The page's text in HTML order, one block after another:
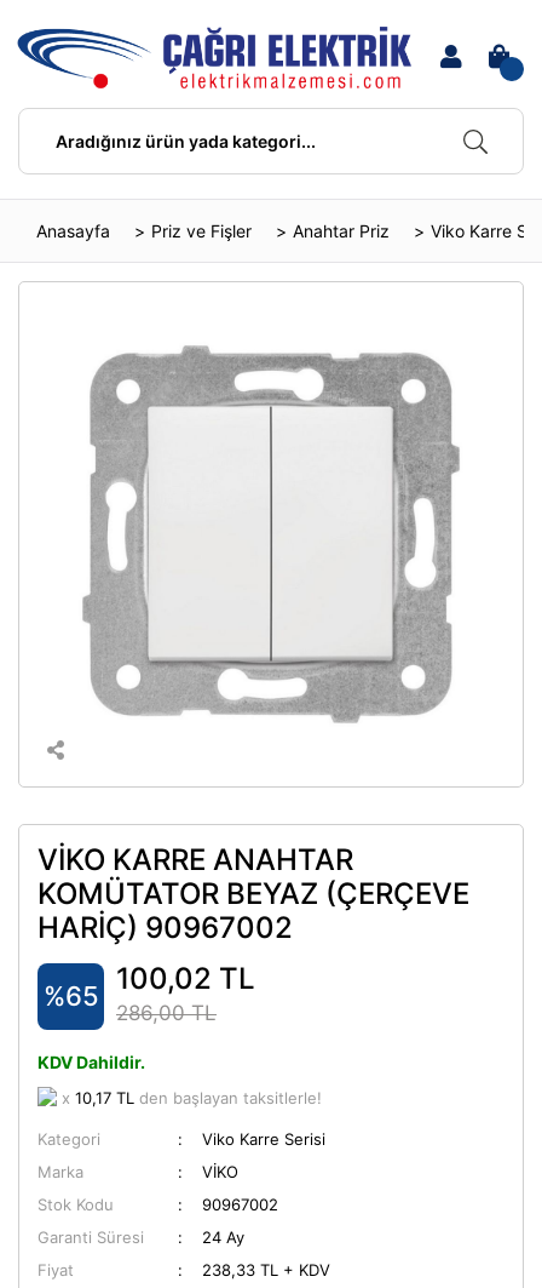
Anasayfa Priz ve Fişler Anahtar Priz Viko Karre
VİKO KARRE ANAHTAR
KOMÜTATOR BEYAZ (ÇERÇEVE
HARİÇ) 90967002
%65 100,02 TL
286,00 TL
KDV Dahildir.
x 10,17 TL den başlayan taksitlerle!
Kategori
Viko Karre Serisi
Marka
VİKO
Stok Kodu
90967002
Garanti Süresi
24 Ay
Fiyat
238,33 TL + KDV